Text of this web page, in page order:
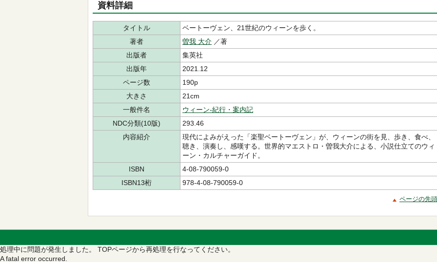
資料詳細
タイトル
ベートーヴェン、21世紀のウィーンを歩く。
著者
曽我 大介 ／著
出版者
集英社
出版年
2021.12
ページ数
190p
大きさ
21cm
一般件名
ウィーン-紀行・案内記
NDC分類(10版)
293.46
内容紹介
現代によみがえった「楽聖ベートーヴェン」が、ウィーンの街を見、歩き、食べ、
聴き、演奏し、感嘆する。世界的マエストロ・曽我大介による、小説仕立てのウィ
ーン・カルチャーガイド。
ISBN
4-08-790059-0
ISBN13桁
978-4-08-790059-0
ページの先
処理中に問題が発生しました。 TOPページから再処理を行なってください。
A fatal error occurred.